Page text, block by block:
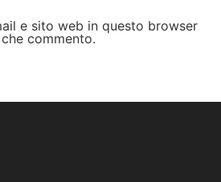
e sito web in questo browser
commento.